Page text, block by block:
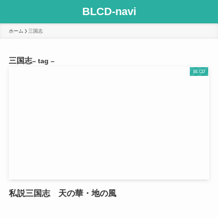
BLCD-navi
ホーム 三国志
三国志– tag –
BLCD
私説三国志 天の華・地の風